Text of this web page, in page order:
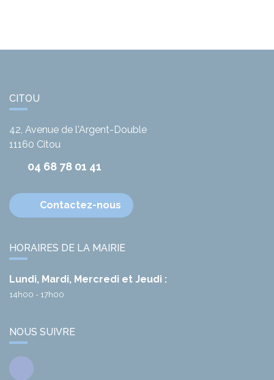
CITOU
42, Avenue de l'Argent-Double
11160 Citou
04 68 78 01 41
Contactez-nous
HORAIRES DE LA MAIRIE
Lundi, Mardi, Mercredi et Jeudi :
14h00 - 17h00
NOUS SUIVRE
Facebook